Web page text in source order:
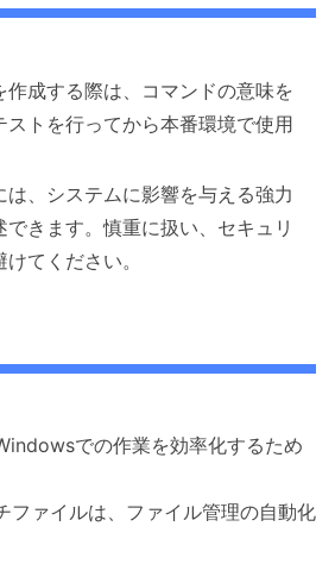
作成する際は、コマンドの意味を
ストを行ってから本番環境で使用
は、システムに影響を与える強力
できます。慎重に扱い、セキュリ
てください。
での作業を効率化するため
ファイルは、ファイル管理の自動化